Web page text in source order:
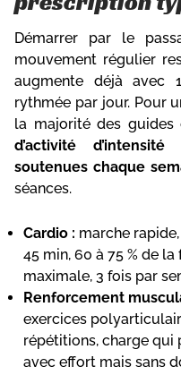
Démarrer par le
mouvement régulier
augmente déjà avec
rythmée par jour. Pour
la majorité des
d’activité
soutenues chaque
séances.
Cardio : marche
45 min, 60 à 75 % de
maximale, 3 fois par
Renforcement
exercices
répétitions, charge
avec effort mais sans